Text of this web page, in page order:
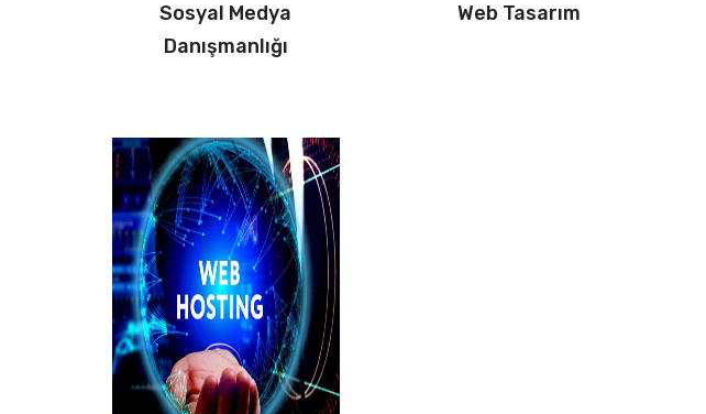
Sosyal Medya
Danışmanlığı
Web Tasarım